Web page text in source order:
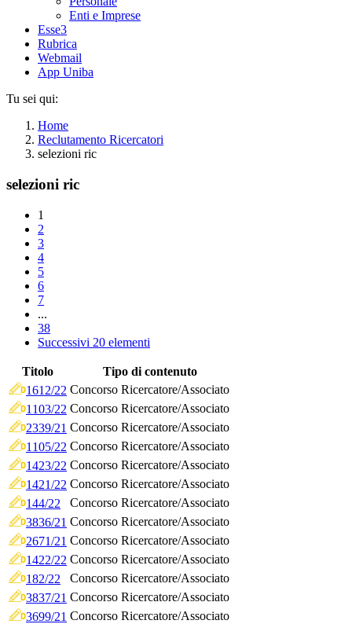
Enti e Imprese
Esse3
Rubrica
Webmail
App Uniba
Tu sei qui:
Home
Reclutamento Ricercatori
selezioni ric
selezioni ric
1
2
3
4
5
6
7
...
38
Successivi 20 elementi
Titolo
Tipo di contenuto
1612/22 Concorso Ricercatore/Associato
1103/22 Concorso Ricercatore/Associato
2339/21 Concorso Ricercatore/Associato
1105/22 Concorso Ricercatore/Associato
1423/22 Concorso Ricercatore/Associato
1421/22 Concorso Ricercatore/Associato
144/22
Concorso Ricercatore/Associato
3836/21 Concorso Ricercatore/Associato
2671/21 Concorso Ricercatore/Associato
1422/22 Concorso Ricercatore/Associato
182/22
Concorso Ricercatore/Associato
3837/21 Concorso Ricercatore/Associato
3699/21 Concorso Ricercatore/Associato